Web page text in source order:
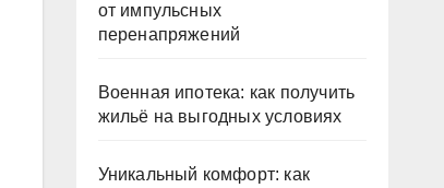
от импульсных
перенапряжений
Военная ипотека: как получить
жильё на выгодных условиях
Уникальный комфорт: как